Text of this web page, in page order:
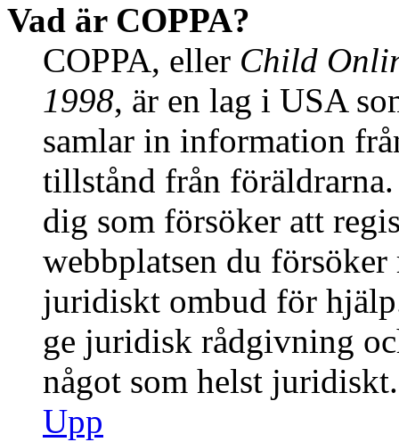
Vad är COPPA?
COPPA, eller Child
1998, är en lag i USA
samlar in information
tillstånd från
dig som försöker att
webbplatsen du
juridiskt ombud för
ge juridisk rådgivning
något som helst juridiskt.
Upp